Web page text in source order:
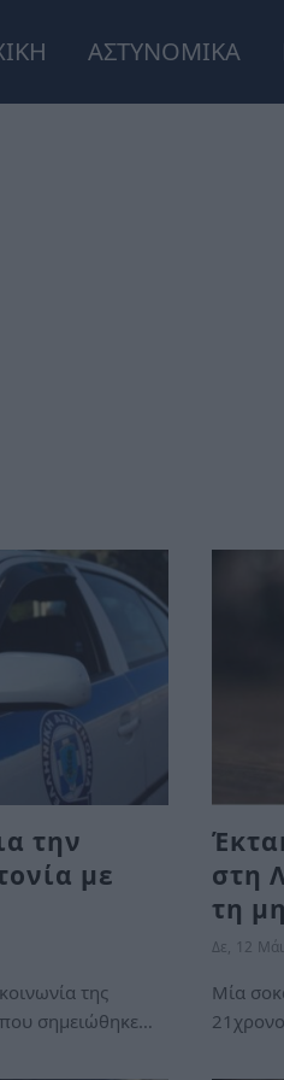
ΑΣΤΥΝΟΜΙΚΑ
την
με
της
σημειώθηκε…
στη
τη
Δε, 12
Μία